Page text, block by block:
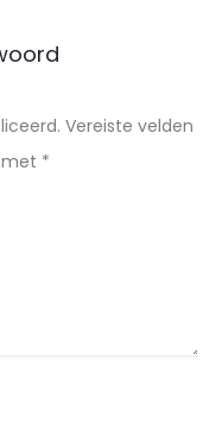
Vereiste velden
*